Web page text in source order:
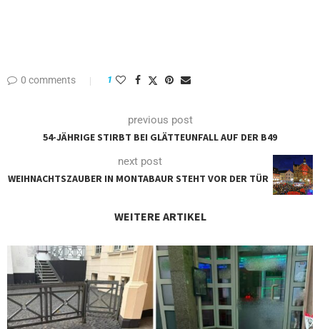
0 comments 1
previous post
54-JÄHRIGE STIRBT BEI GLÄTTEUNFALL AUF DER B49
next post
WEIHNACHTSZAUBER IN MONTABAUR STEHT VOR DER TÜR
WEITERE ARTIKEL